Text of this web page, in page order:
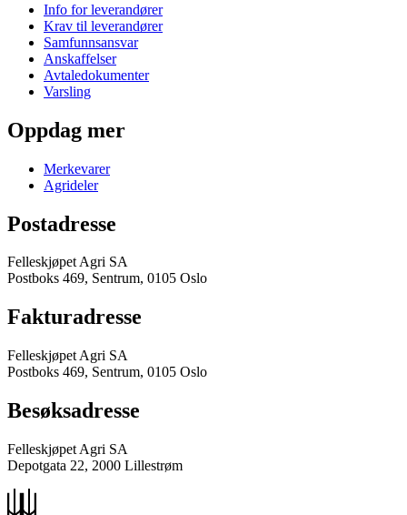
Info for leverandører
Krav til leverandører
Samfunnsansvar
Anskaffelser
Avtaledokumenter
Varsling
Oppdag mer
Merkevarer
Agrideler
Postadresse
Felleskjøpet Agri SA
Postboks 469, Sentrum, 0105 Oslo
Fakturadresse
Felleskjøpet Agri SA
Postboks 469, Sentrum, 0105 Oslo
Besøksadresse
Felleskjøpet Agri SA
Depotgata 22, 2000 Lillestrøm